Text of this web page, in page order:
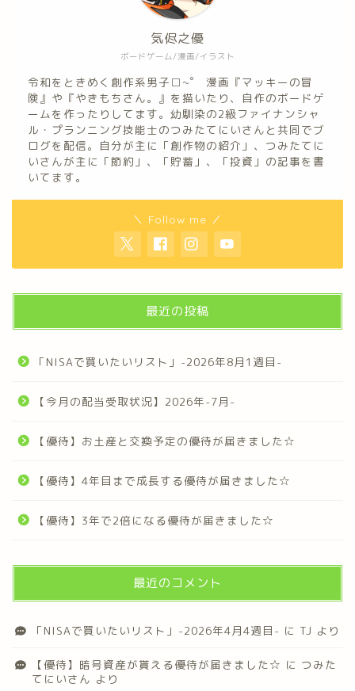
ボードゲーム/漫画/イラスト
気侭之優
令和をときめく創作系男子□~゜ 漫画『マッキーの冒
険』や『やきもちさん。』を描いたり、自作のボードゲ
ームを作ったりしてます。幼馴染の2級ファイナンシャ
ル・プランニング技能士のつみたてにいさんと共同でブ
ログを配信。自分が主に「創作物の紹介」、つみたてに
いさんが主に「節約」、「貯蓄」、「投資」の記事を書
いてます。
＼ Follow me ／
最近の投稿
「NISAで買いたいリスト」-2026年8月1週目-
【今月の配当受取状況】2026年-7月-
【優待】お土産と交換予定の優待が届きました☆
【優待】4年目まで成長する優待が届きました☆
【優待】3年で2倍になる優待が届きました☆
最近のコメント
「NISAで買いたいリスト」-2026年4月4週目- に TJ より
【優待】暗号資産が貰える優待が届きました☆ に つみた
てにいさん より